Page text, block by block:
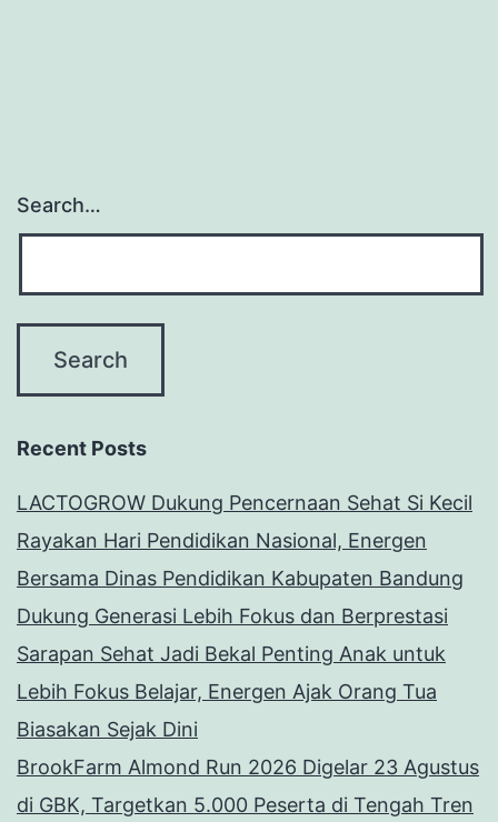
Search…
Recent Posts
LACTOGROW Dukung Pencernaan Sehat Si Kecil
Rayakan Hari Pendidikan Nasional, Energen
Bersama Dinas Pendidikan Kabupaten Bandung
Dukung Generasi Lebih Fokus dan Berprestasi
Sarapan Sehat Jadi Bekal Penting Anak untuk
Lebih Fokus Belajar, Energen Ajak Orang Tua
Biasakan Sejak Dini
BrookFarm Almond Run 2026 Digelar 23 Agustus
di GBK, Targetkan 5.000 Peserta di Tengah Tren